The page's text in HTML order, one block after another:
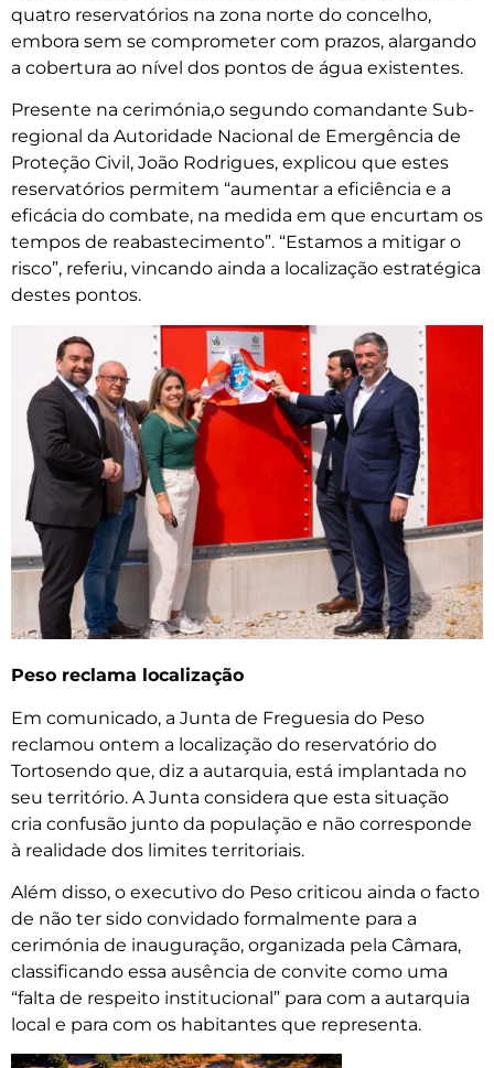
quatro reservatórios na zona norte do concelho,
embora sem se comprometer com prazos, alargando
a cobertura ao nível dos pontos de água existentes.
Presente na cerimónia,o segundo comandante Sub-
regional da Autoridade Nacional de Emergência de
Proteção Civil, João Rodrigues, explicou que estes
reservatórios permitem “aumentar a eficiência e a
eficácia do combate, na medida em que encurtam os
tempos de reabastecimento”. “Estamos a mitigar o
risco”, referiu, vincando ainda a localização estratégica
destes pontos.
Peso reclama localização
Em comunicado, a Junta de Freguesia do Peso
reclamou ontem a localização do reservatório do
Tortosendo que, diz a autarquia, está implantada no
seu território. A Junta considera que esta situação
cria confusão junto da população e não corresponde
à realidade dos limites territoriais.
Além disso, o executivo do Peso criticou ainda o facto
de não ter sido convidado formalmente para a
cerimónia de inauguração, organizada pela Câmara,
classificando essa ausência de convite como uma
“falta de respeito institucional” para com a autarquia
local e para com os habitantes que representa.